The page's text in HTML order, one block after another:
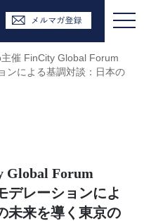
催 FinCity Global Forum
ンによる基調対談：日本の
Global Forum
デレーションによ
未来を導く東京の